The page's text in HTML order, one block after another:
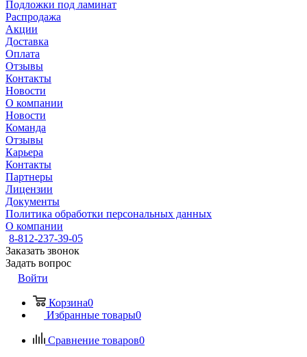
Подложки под ламинат
Распродажа
Акции
Доставка
Оплата
Отзывы
Контакты
Новости
О компании
Новости
Команда
Отзывы
Карьера
Контакты
Партнеры
Лицензии
Документы
Политика обработки персональных данных
О компании
8-812-237-39-05
Заказать звонок
Задать вопрос
Войти
Корзина0
Избранные товары0
Сравнение товаров0